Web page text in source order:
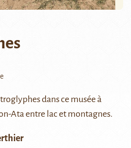
dans ce musée à
Ataentre lac et montagnes.